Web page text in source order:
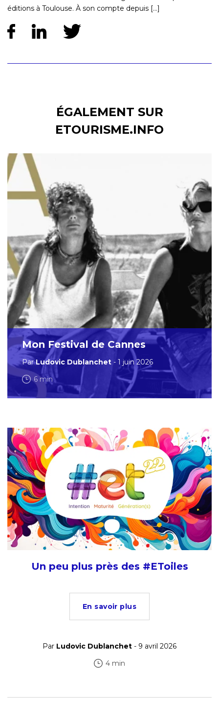
éditions à Toulouse. À son compte depuis [...]
ÉGALEMENT SUR
ETOURISME.INFO
Mon Festival de Cannes
ParLudovic Dublanchet - 1 juin 2026
6 min
Un peu plus près des #EToiles
En savoir plus
Par Ludovic Dublanchet - 9 avril 2026
4 min